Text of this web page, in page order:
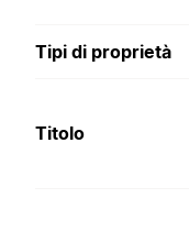
Tipi di proprietà
Titolo